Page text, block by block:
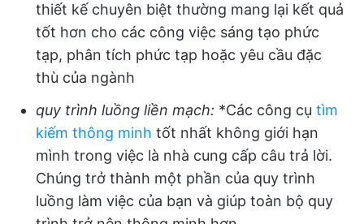
thiết kế chuyên biệt thường mang lại kết quả
tốt hơn cho các công việc sáng tạo phức
tạp, phân tích phức tạp hoặc yêu cầu đặc
thù của ngành
quy trình luồng liền mạch: *Các công cụ tìm
kiếm thông minh tốt nhất không giới hạn
mình trong việc là nhà cung cấp câu trả lời.
Chúng trở thành một phần của quy trình
luồng làm việc của bạn và giúp toàn bộ quy